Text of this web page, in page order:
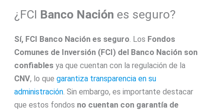
¿FCI Banco Nación es seguro?
Sí, FCI Banco Nación es seguro. Los Fondos
Comunes de Inversión (FCI) del Banco Nación son
confiablesya que cuentan con la regulación de la
CNV, lo que garantiza transparencia en su
administración. Sin embargo, es importante destacar
que estos fondos no cuentan con garantía de